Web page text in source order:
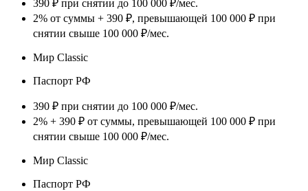
390 ₽ при снятии до 100 000 ₽/мес.
2% от суммы + 390 ₽, превышающей 100 000 ₽ при
снятии свыше 100 000 ₽/мес.
Мир Classic
Паспорт РФ
390 ₽ при снятии до 100 000 ₽/мес.
2% + 390 ₽ от суммы, превышающей 100 000 ₽ при
снятии свыше 100 000 ₽/мес.
Мир Classic
Паспорт РФ